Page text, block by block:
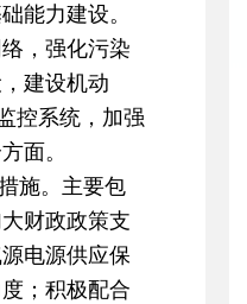
能力建设。
，强化污染
建设机动
控系统，加强
面。
施。主要包
财政政策支
电源供应保
；积极配合